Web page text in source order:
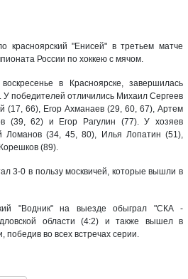
красноярский "Енисей" в третьем матче
России по хоккею с мячом.
в Красноярске, завершилась
У победителей отличились Михаил Сергеев
(17, 66), Егор Ахманаев (29, 60, 67), Артем
(39, 62) и Егор Рагулин (77). У хозяев
Ломанов (34, 45, 80), Илья Лопатин (51),
(89).
3-0 в пользу москвичей, которые вышли в
"Водник" на выезде обыграл "СКА -
области (4:2) и также вышел в
во всех встречах серии.